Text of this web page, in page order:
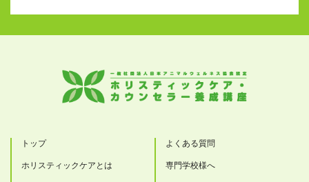
トップ
ホリスティックケアとは
よくある質問
専門学校様へ